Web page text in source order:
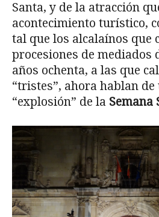
Santa, y de la atracción
acontecimiento turístico,
tal que los alcalaínos que
procesiones de mediados
años ochenta, a las que
“tristes”, ahora hablan de
“explosión” de la Semana